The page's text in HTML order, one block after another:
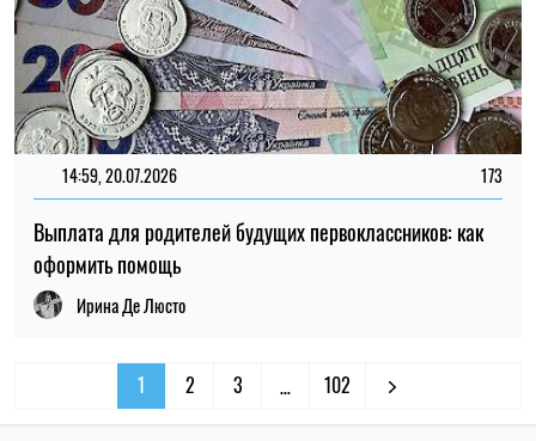
14:59, 20.07.2026 173
Выплата для родителей будущих первоклассников: как
оформить помощь
Ирина Де Люсто
1 2 3 … 102